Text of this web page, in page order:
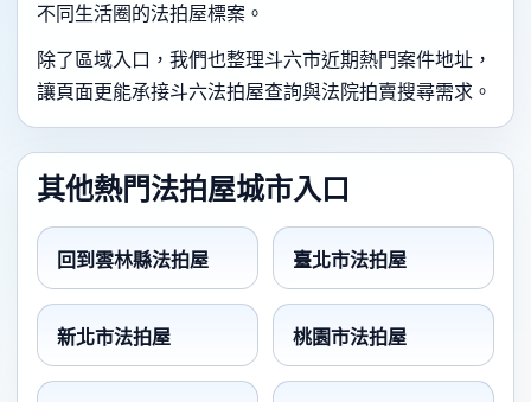
不同生活圈的法拍屋標案。
除了區域入口，我們也整理斗六市近期熱門案件地址，
讓頁面更能承接斗六法拍屋查詢與法院拍賣搜尋需求。
其他熱門法拍屋城市入口
回到雲林縣法拍屋 臺北市法拍屋
新北市法拍屋 桃園市法拍屋